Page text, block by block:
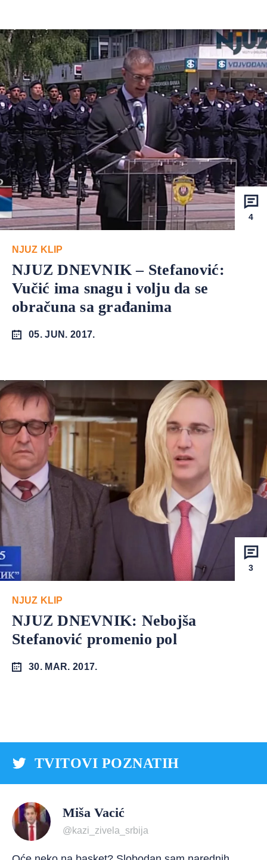
4
NJUZ KLIP
NJUZ DNEVNIK – Stefanović:
Vučić ima snagu i volju da se
obračuna sa građanima
05. JUN. 2017.
3
NJUZ KLIP
NJUZ DNEVNIK: Nebojša
Stefanović promenio pol
30. MAR. 2017.
TVITOVI POZNATIH
Miša Vacić
@kazi_zivela_srbija